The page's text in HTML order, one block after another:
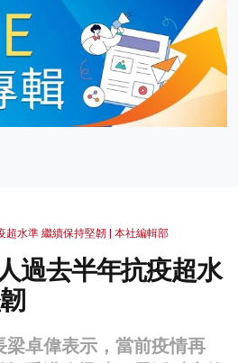
超水準 繼續保持堅韌 | 本社編輯部
過去半年抗疫超水
卓偉表示，當前疫情再